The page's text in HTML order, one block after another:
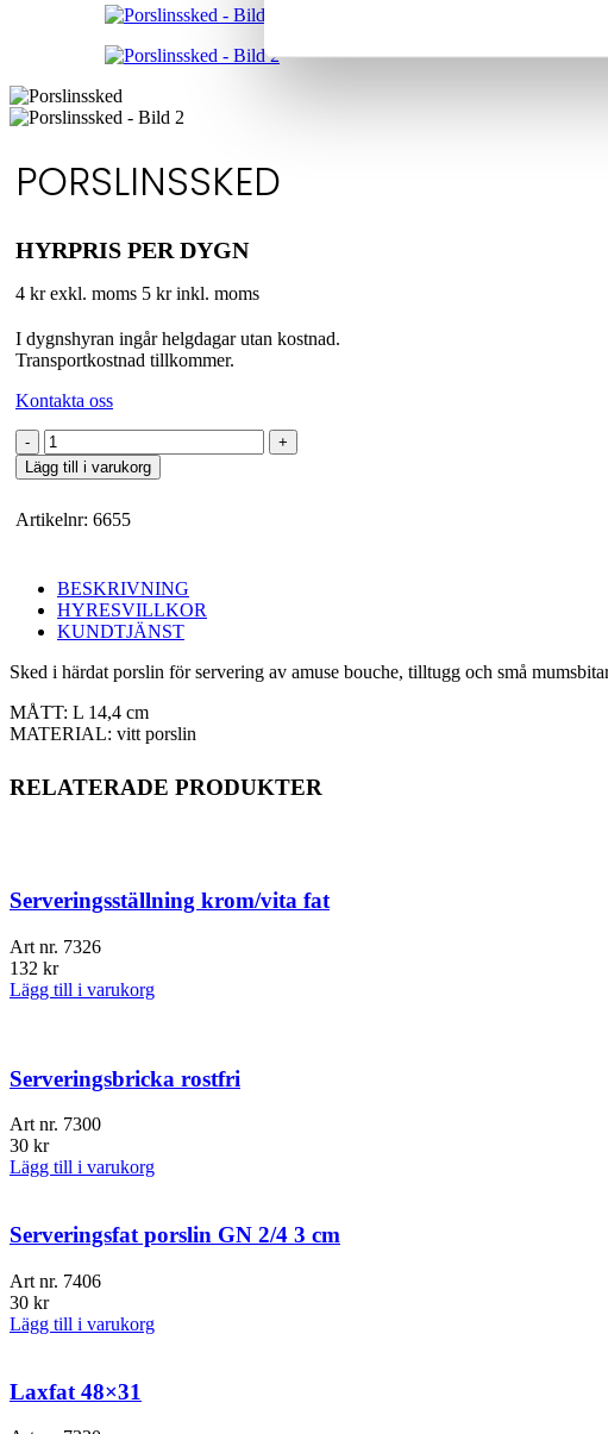
PORSLINSSKED
HYRPRIS PER DYGN
4 kr exkl. moms 5 kr inkl. moms
I dygnshyran ingår helgdagar utan kostnad.
Transportkostnad tillkommer.
Kontakta oss
Porslinssked
mängd
Lägg till i varukorg
Artikelnr: 6655
BESKRIVNING
HYRESVILLKOR
KUNDTJÄNST
Sked i härdat porslin för servering av amuse bouche, tilltugg och små
MÅTT: L 14,4 cm
MATERIAL: vitt porslin
RELATERADE PRODUKTER
Serveringsställning krom/vita fat
Art nr. 7326
132 kr
Lägg till i varukorg
Serveringsbricka rostfri
Art nr. 7300
30 kr
Lägg till i varukorg
Serveringsfat porslin GN 2/4 3 cm
Art nr. 7406
30 kr
Lägg till i varukorg
Laxfat 48×31